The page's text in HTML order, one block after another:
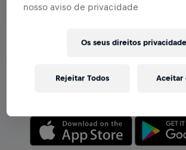
VER EQUIPES NO APP
explore tudo no app — bate-papo,
nosso aviso de privacidade
Os seus direitos privacidade
Rejeitar Todos Aceitar